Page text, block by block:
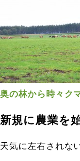
奥の林から時々ク
新規に農業を
天気に左右されな